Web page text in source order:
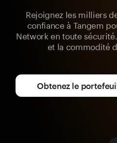
Rejoignez les milliers
confiance à Tangem
Network en toute
et la commodité
Obtenez le